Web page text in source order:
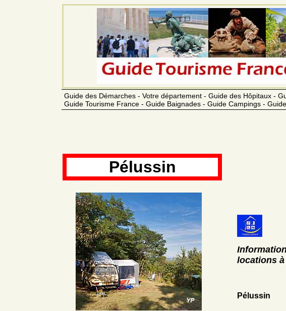
Guide des Démarches - Votre département - Guide des Hôpitaux -
Guide Tourisme France - Guide Baignades - Guide Campings -
Pélussin
locations
Pélussin